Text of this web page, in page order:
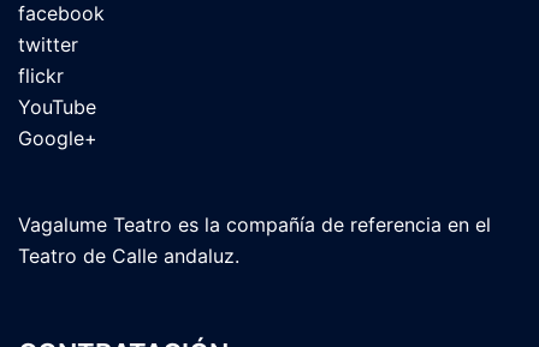
facebook
twitter
flickr
YouTube
Google+
Vagalume Teatro es la compañía de referencia en el
Teatro de Calle andaluz.